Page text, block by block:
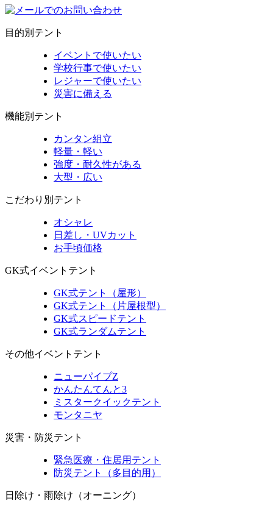
目的別テント
イベントで使いたい
学校行事で使いたい
レジャーで使いたい
災害に備える
機能別テント
カンタン組立
軽量・軽い
強度・耐久性がある
大型・広い
こだわり別テント
オシャレ
日差し・UVカット
お手頃価格
GK式イベントテント
GK式テント（屋形）
GK式テント（片屋根型）
GK式スピードテント
GK式ランダムテント
その他イベントテント
ニューパイプZ
かんたんてんと3
ミスタークイックテント
モンタニヤ
災害・防災テント
緊急医療・住居用テント
防災テント（多目的用）
日除け・雨除け（オーニング）